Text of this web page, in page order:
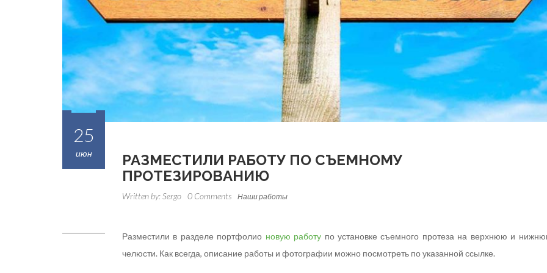
25
июн
РАЗМЕСТИЛИ РАБОТУ ПО СЪЕМНОМУ
ПРОТЕЗИРОВАНИЮ
Written by:Sergo 0 Comments Наши работы
Разместили в разделе портфолио новую работу по установке съемного протеза на верхнюю и
челюсти. Как всегда, описание работы и фотографии можно посмотреть по указанной ссылке.